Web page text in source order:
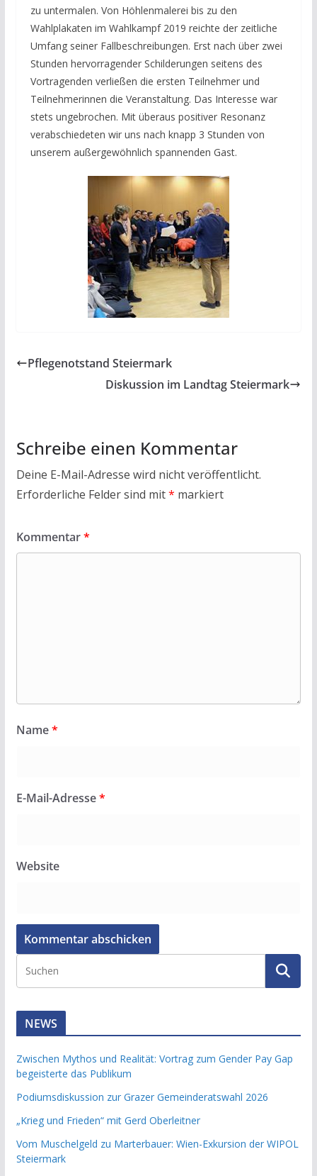
zu untermalen. Von Höhlenmalerei bis zu den
Wahlplakaten im Wahlkampf 2019 reichte der zeitliche
Umfang seiner Fallbeschreibungen. Erst nach über zwei
Stunden hervorragender Schilderungen seitens des
Vortragenden verließen die ersten Teilnehmer und
Teilnehmerinnen die Veranstaltung. Das Interesse war
stets ungebrochen. Mit überaus positiver Resonanz
verabschiedeten wir uns nach knapp 3 Stunden von
unserem außergewöhnlich spannenden Gast.
Pflegenotstand Steiermark
Diskussion im Landtag Steiermark
Schreibe einen Kommentar
Deine E-Mail-Adresse wird nicht veröffentlicht.
Erforderliche Felder sind mit* markiert
Kommentar*
Name*
E-Mail-Adresse*
Website
NEWS
Zwischen Mythos und Realität: Vortrag zum Gender Pay Gap
begeisterte das Publikum
Podiumsdiskussion zur Grazer Gemeinderatswahl 2026
„Krieg und Frieden“ mit Gerd Oberleitner
Vom Muschelgeld zu Marterbauer: Wien-Exkursion der WIPOL
Steiermark